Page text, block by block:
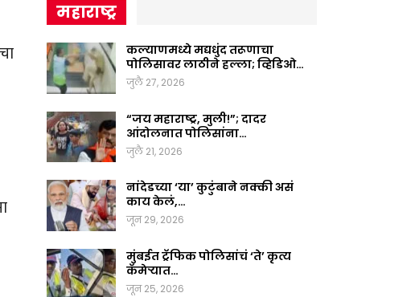
महाराष्ट्र
कल्याणमध्ये मद्यधुंद तरूणाचा
पोलिसावर लाठीने हल्ला; व्हिडिओ…
जुलै 27, 2026
“जय महाराष्ट्र, मुली!”; दादर
आंदोलनात पोलिसांना…
जुलै 21, 2026
नांदेडच्या ‘या’ कुटुंबाने नक्की असं
काय केलं,…
जून 29, 2026
मुंबईत ट्रॅफिक पोलिसांचं ‘ते’ कृत्य
कॅमेऱ्यात…
जून 25, 2026